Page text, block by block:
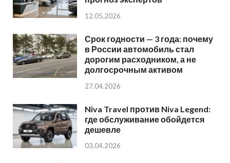
12.05.2026
Срок годности — 3 года: почему
в России автомобиль стал
дорогим расходником, а не
долгосрочным активом
27.04.2026
Niva Travel против Niva Legend:
где обслуживание обойдется
дешевле
03.04.2026